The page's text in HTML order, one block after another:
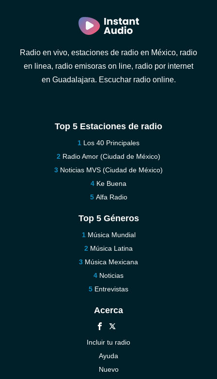
Radio en vivo, estaciones de radio en México, radio
en linea, radio emisoras on line, radio por internet
en Guadalajara. Escuchar radio online.
Top 5 Estaciones de radio
Los 40 Principales
Radio Amor (Ciudad de México)
Noticias MVS (Ciudad de México)
Ke Buena
Alfa Radio
Top 5 Géneros
Música Mundial
Música Latina
Música Mexicana
Noticias
Entrevistas
Acerca
Incluir tu radio
Ayuda
Nuevo